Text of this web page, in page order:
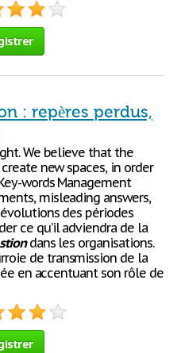
: repères perdus,
We believe that the
new spaces, in order
words Management
misleading answers,
des périodes
ce qu’il adviendra de la
dans les organisations.
de transmission de la
en accentuant son rôle de